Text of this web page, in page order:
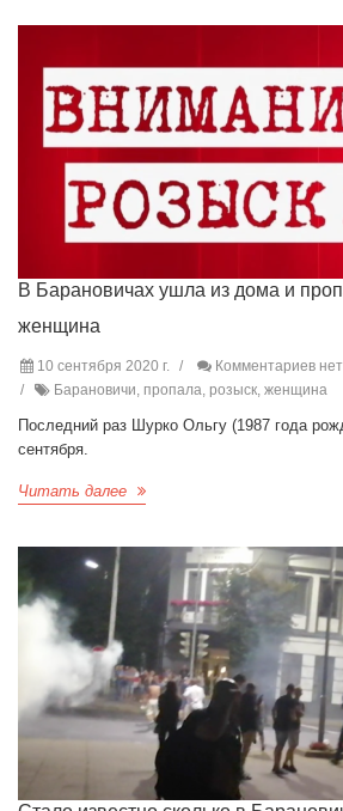
В Барановичах ушла из дома и
женщина
10 сентября 2020 г.
Комментариев нет
Барановичи, пропала, розыск, женщина
Последний раз Шурко Ольгу (1987 года
сентября.
Читать далее